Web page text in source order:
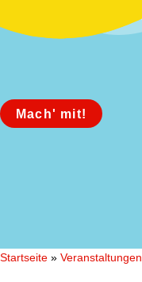
Inhalt
Mach' mit!
Startseite » Veranstaltungen